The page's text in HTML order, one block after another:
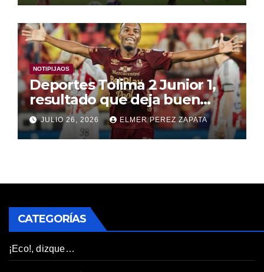
NOTIPIJAOS
Deportes Tolima 2 Junior 1,
resultado que deja buen
mensaje y buenas
sensaciones
JULIO 26, 2026 ELMER PEREZ ZAPATA
CATEGORÍAS
¡Eco!, dizque…